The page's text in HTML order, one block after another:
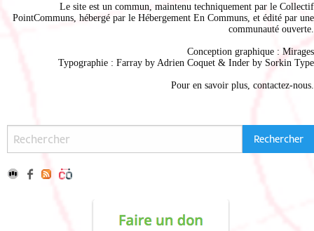
Le site est un commun, maintenu techniquement par le Collectif
PointCommuns , hébergé par le Hébergement En Communs , et édité par une
communauté ouverte.
Conception graphique : Mirages
Typographie : Farray by Adrien Coquet & Inder by Sorkin Type
Pour en savoir plus, contactez-nous